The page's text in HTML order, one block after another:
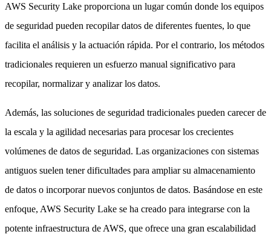
AWS Security Lake proporciona un lugar común donde los equipos
de seguridad pueden recopilar datos de diferentes fuentes, lo que
facilita el análisis y la actuación rápida. Por el contrario, los métodos
tradicionales requieren un esfuerzo manual significativo para
recopilar, normalizar y analizar los datos.
Además, las soluciones de seguridad tradicionales pueden carecer de
la escala y la agilidad necesarias para procesar los crecientes
volúmenes de datos de seguridad. Las organizaciones con sistemas
antiguos suelen tener dificultades para ampliar su almacenamiento
de datos o incorporar nuevos conjuntos de datos. Basándose en este
enfoque, AWS Security Lake se ha creado para integrarse con la
potente infraestructura de AWS, que ofrece una gran escalabilidad